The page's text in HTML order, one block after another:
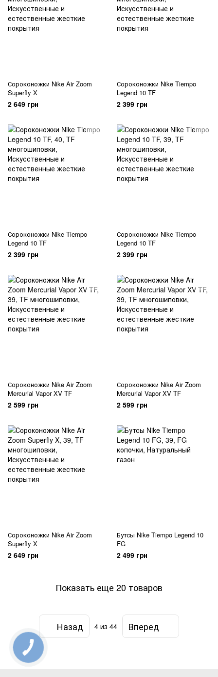
Сороконожки Nike Air Zoom
Superfly X
2 649 грн
Сороконожки Nike Tiempo
Legend 10 TF
2 399 грн
Сороконожки Nike Tiempo
Legend 10 TF
2 399 грн
Сороконожки Nike Tiempo
Legend 10 TF
2 399 грн
Сороконожки Nike Air Zoom
Mercurial Vapor XV TF
2 599 грн
Сороконожки Nike Air Zoom
Mercurial Vapor XV TF
2 599 грн
Сороконожки Nike Air Zoom
Superfly X
2 649 грн
Бутсы Nike Tiempo Legend 10
FG
2 499 грн
Показать еще 20 товаров
Назад 4 из 44 Вперед